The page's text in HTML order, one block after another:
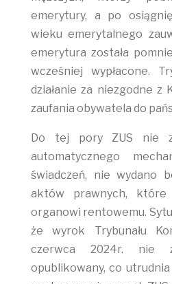
emerytury, a po
wieku emerytalnego
emerytura została
wcześniej wypłacone.
działanie za niezgodne z
zaufania obywatela do
Do tej pory ZUS nie
automatycznego
świadczeń, nie wydano
aktów prawnych, które
organowi rentowemu.
że wyrok Trybunału
czerwca 2024r. nie
opublikowany, co